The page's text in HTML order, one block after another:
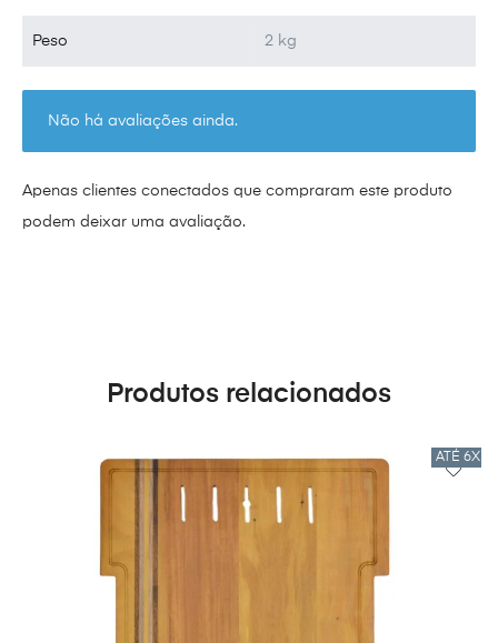
Peso 2 kg
Não há avaliações ainda.
Apenas clientes conectados que compraram este produto
podem deixar uma avaliação.
Produtos relacionados
ATÉ 6X